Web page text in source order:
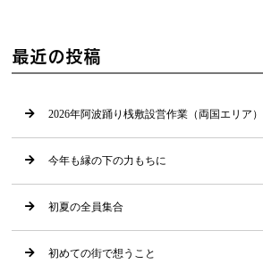
最近の投稿
2026年阿波踊り桟敷設営作業（両国エリア）
今年も縁の下の力もちに
初夏の全員集合
初めての街で想うこと